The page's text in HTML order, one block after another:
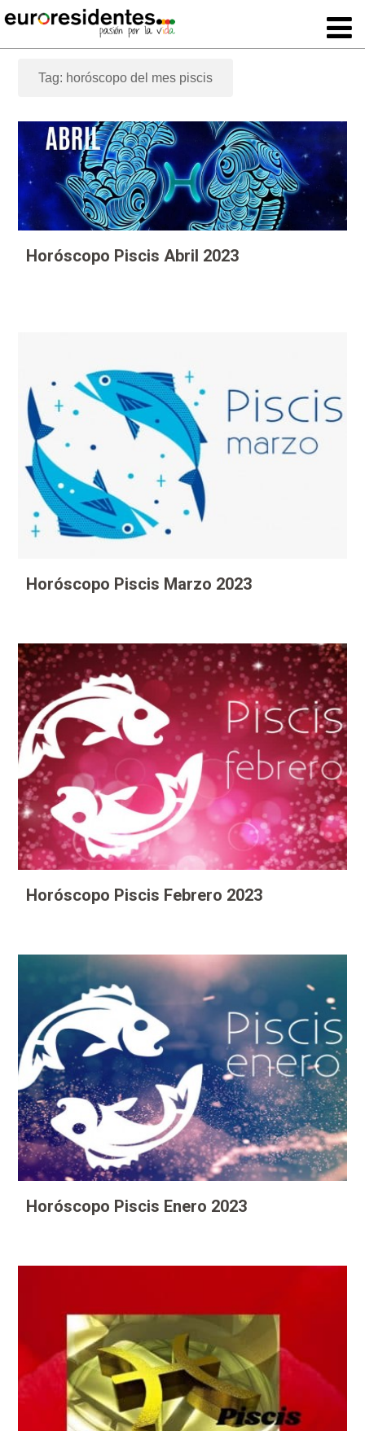
Tag: horóscopo del mes piscis
Horóscopo Piscis Abril 2023
Horóscopo Piscis Marzo 2023
Horóscopo Piscis Febrero 2023
Horóscopo Piscis Enero 2023